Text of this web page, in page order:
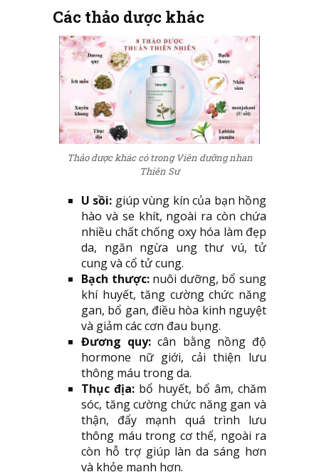
Các thảo dược khác
Thảo dược khác có trong Viên dưỡng nhan
Thiên Sư
U sồi: giúp vùng kín của bạn hồng
hào và se khít, ngoài ra còn chứa
nhiều chất chống oxy hóa làm đẹp
da, ngăn ngừa ung thư vú, tử
cung và cổ tử cung.
Bạch thược:nuôi dưỡng, bổ sung
khí huyết, tăng cường chức năng
gan, bổ gan, điều hòa kinh nguyệt
và giảm các cơn đau bụng.
Đương quy: cân bằng nồng độ
hormone nữ giới, cải thiện lưu
thông máu trong da.
Thục địa: bổ huyết, bổ âm, chăm
sóc, tăng cường chức năng gan và
thận, đẩy mạnh quá trình lưu
thông máu trong cơ thể, ngoài ra
còn hỗ trợ giúp làn da sáng hơn
và khỏe mạnh hơn.